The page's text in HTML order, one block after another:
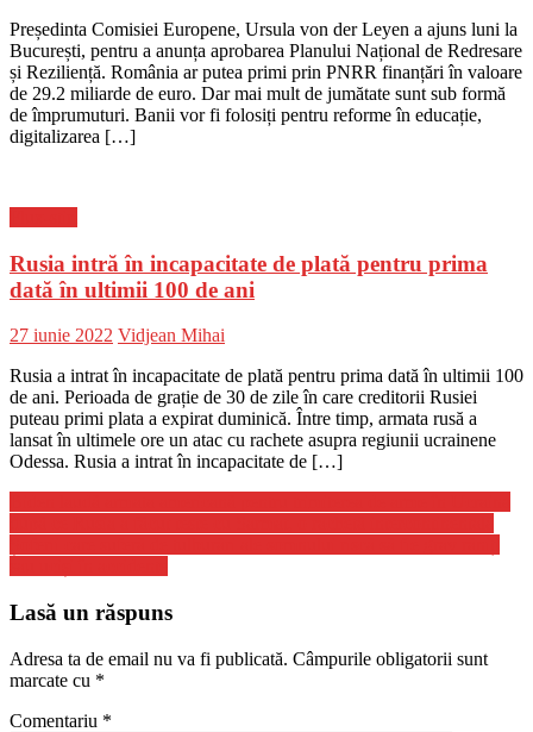
Președinta Comisiei Europene, Ursula von der Leyen a ajuns luni la
București, pentru a anunța aprobarea Planului Național de Redresare
și Reziliență. România ar putea primi prin PNRR finanțări în valoare
de 29.2 miliarde de euro. Dar mai mult de jumătate sunt sub formă
de împrumuturi. Banii vor fi folosiți pentru reforme în educație,
digitalizarea […]
Rusia intră în incapacitate de plată pentru prima
dată în ultimii 100 de ani
Posted
27 iunie 2022 Author
Vidjean Mihai
Rusia a intrat în incapacitate de plată pentru prima dată în ultimii 100
de ani. Perioada de grație de 30 de zile în care creditorii Rusiei
puteau primi plata a expirat duminică. Între timp, armata rusă a
lansat în ultimele ore un atac cu rachete asupra regiunii ucrainene
Odessa. Rusia a intrat în incapacitate de […]
Navigare
în
articole
Lasă un răspuns
Adresa ta de email nu va fi publicată. Câmpurile obligatorii sunt
marcate cu *
Comentariu *